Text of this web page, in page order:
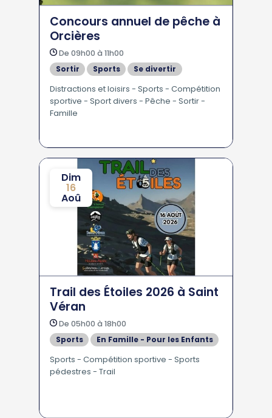
Concours annuel de pêche à
Orcières
De 09h00 à 11h00
Sortir
Sports Se divertir
Distractions et loisirs - Sports - Compétition
sportive - Sport divers - Pêche - Sortir -
Famille
Dim
16
Aoû
Trail des Étoiles 2026 à Saint
Véran
De 05h00 à 18h00
Sports
En Famille - Pour les Enfants
Sports - Compétition sportive - Sports
pédestres - Trail